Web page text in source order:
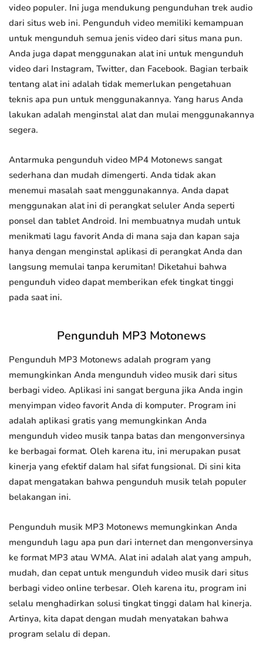
video populer. Ini juga mendukung pengunduhan trek audio
dari situs web ini. Pengunduh video memiliki kemampuan
untuk mengunduh semua jenis video dari situs mana pun.
Anda juga dapat menggunakan alat ini untuk mengunduh
video dari Instagram, Twitter, dan Facebook. Bagian terbaik
tentang alat ini adalah tidak memerlukan pengetahuan
teknis apa pun untuk menggunakannya. Yang harus Anda
lakukan adalah menginstal alat dan mulai menggunakannya
segera.
Antarmuka pengunduh video MP4 Motonews sangat
sederhana dan mudah dimengerti. Anda tidak akan
menemui masalah saat menggunakannya. Anda dapat
menggunakan alat ini di perangkat seluler Anda seperti
ponsel dan tablet Android. Ini membuatnya mudah untuk
menikmati lagu favorit Anda di mana saja dan kapan saja
hanya dengan menginstal aplikasi di perangkat Anda dan
langsung memulai tanpa kerumitan! Diketahui bahwa
pengunduh video dapat memberikan efek tingkat tinggi
pada saat ini.
Pengunduh MP3 Motonews
Pengunduh MP3 Motonews adalah program yang
memungkinkan Anda mengunduh video musik dari situs
berbagi video. Aplikasi ini sangat berguna jika Anda ingin
menyimpan video favorit Anda di komputer. Program ini
adalah aplikasi gratis yang memungkinkan Anda
mengunduh video musik tanpa batas dan mengonversinya
ke berbagai format. Oleh karena itu, ini merupakan pusat
kinerja yang efektif dalam hal sifat fungsional. Di sini kita
dapat mengatakan bahwa pengunduh musik telah populer
belakangan ini.
Pengunduh musik MP3 Motonews memungkinkan Anda
mengunduh lagu apa pun dari internet dan mengonversinya
ke format MP3 atau WMA. Alat ini adalah alat yang ampuh,
mudah, dan cepat untuk mengunduh video musik dari situs
berbagi video online terbesar. Oleh karena itu, program ini
selalu menghadirkan solusi tingkat tinggi dalam hal kinerja.
Artinya, kita dapat dengan mudah menyatakan bahwa
program selalu di depan.